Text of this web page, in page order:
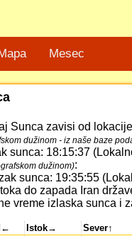
Mesec
Sunca zavisi od
dužinom - iz naše baze
sunca: 18:15:37
dužinom):
sunca: 19:35:55
do zapada Iran
vreme izlaska sunca i
Istok→ Sever↑